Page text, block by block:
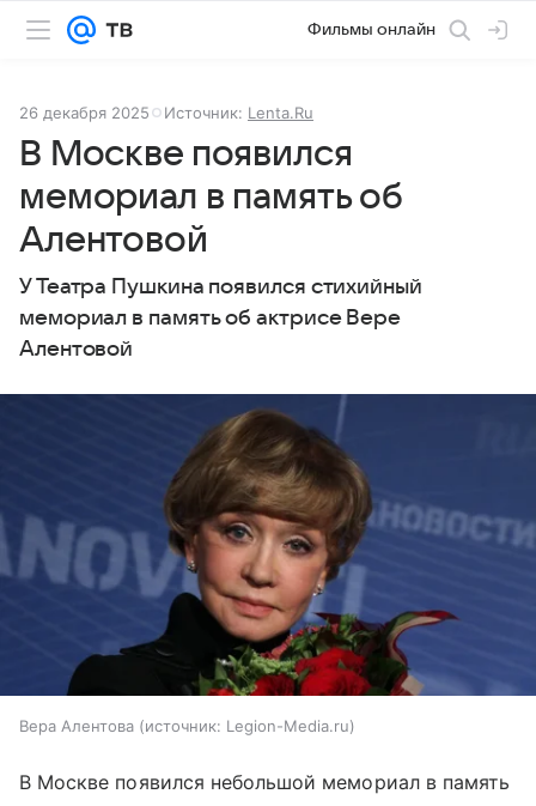
Фильмы онлайн
26 декабря 2025 Источник: Lenta.Ru
В Москве появился
мемориал в память об
Алентовой
У Театра Пушкина появился стихийный
мемориал в память об актрисе Вере
Алентовой
Вера Алентова источник: Legion-Media.ru
В Москве появился небольшой мемориал в память